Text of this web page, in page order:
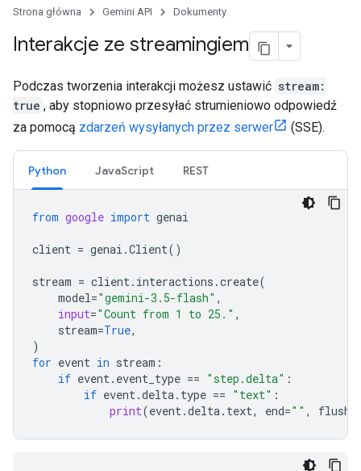
Strona główna Gemini API Dokumenty
Interakcje ze streamingiem
Podczas tworzenia interakcji możesz ustawić stream:
true , aby stopniowo przesyłać strumieniowo odpowiedź
za pomocą zdarzeń wysyłanych przez serwer (SSE).
Python JavaScript REST
from google import genai
client = genai .Client()
stream = client. interactions .create(
model="gemini-3.5-flash" ,
input="Count from 1 to 25." ,
stream=True,
)
for event in stream :
if event. event_type == "step.delta" :
if event.delta. type == "text" :
print(event.delta. text, end="" , flush